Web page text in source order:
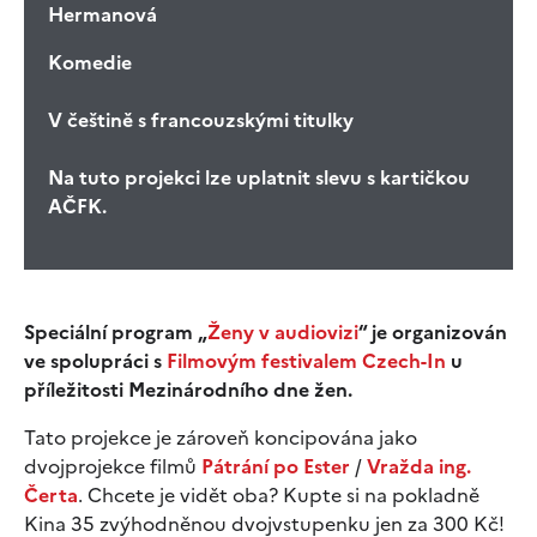
Hermanová
Komedie
V češtině s francouzskými titulky
Na tuto projekci lze uplatnit slevu s kartičkou
AČFK.
Speciální program „Ženy v audiovizi“ je organizován
ve spolupráci s Filmovým festivalem Czech-In u
příležitosti Mezinárodního dne žen.
Tato projekce je zároveň koncipována jako
dvojprojekce filmů Pátrání po Ester /Vražda ing.
Čerta. Chcete je vidět oba? Kupte si na pokladně
Kina 35 zvýhodněnou dvojvstupenku jen za 300 Kč!